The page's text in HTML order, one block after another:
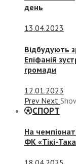
день
13.04.2023
Відбудують
Епіфаній
громади
12.01.2023
Prev Next
СПОРТ
На
ФК «Тікі-